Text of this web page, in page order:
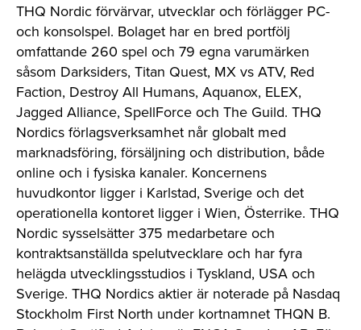
THQ Nordic förvärvar, utvecklar och förlägger PC-
och konsolspel. Bolaget har en bred portfölj
omfattande 260 spel och 79 egna varumärken
såsom Darksiders, Titan Quest, MX vs ATV, Red
Faction, Destroy All Humans, Aquanox, ELEX,
Jagged Alliance, SpellForce och The Guild. THQ
Nordics förlagsverksamhet når globalt med
marknadsföring, försäljning och distribution, både
online och i fysiska kanaler. Koncernens
huvudkontor ligger i Karlstad, Sverige och det
operationella kontoret ligger i Wien, Österrike. THQ
Nordic sysselsätter 375 medarbetare och
kontraktsanställda spelutvecklare och har fyra
helägda utvecklingsstudios i Tyskland, USA och
Sverige. THQ Nordics aktier är noterade på Nasdaq
Stockholm First North under kortnamnet THQN B.